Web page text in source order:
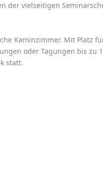
der vielseitigen
Kaminzimmer. Mit Platz
oder Tagungen bis zu
statt.